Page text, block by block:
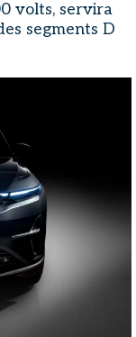
volts, servira
segments D